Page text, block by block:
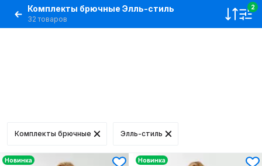
Комплекты брючные Элль-стиль
32 товаров
2
Комплекты брючные Элль-стиль
Новинка Новинка